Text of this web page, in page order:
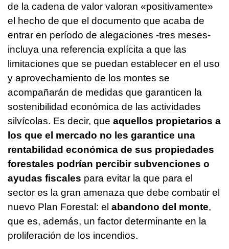
de la cadena de valor valoran «positivamente»
el hecho de que el documento que acaba de
entrar en período de alegaciones -tres meses-
incluya una referencia explícita a que las
limitaciones que se puedan establecer en el uso
y aprovechamiento de los montes se
acompañarán de medidas que garanticen la
sostenibilidad económica de las actividades
silvícolas. Es decir, que aquellos propietarios a
los que el mercado no les garantice una
rentabilidad económica de sus propiedades
forestales podrían percibir subvenciones o
ayudas fiscales para evitar la que para el
sector es la gran amenaza que debe combatir el
nuevo Plan Forestal: el abandono del monte,
que es, además, un factor determinante en la
proliferación de los incendios.